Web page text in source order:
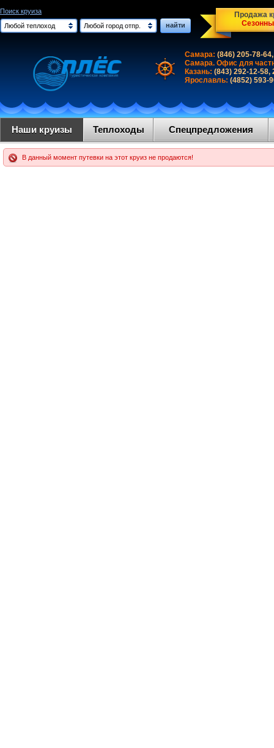
Поиск круиза
Любой теплоход
Любой город отпр. найти
Продажа
Самара: (846) 205-78-
Самара. Офис для
Казань: (843) 292-12-58,
Ярославль: (4852) 593-
Наши круизы Теплоходы Спецпредложения
В данный момент путевки на этот круиз не продаются!